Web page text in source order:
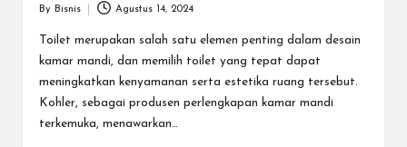
by
By Bisnis Agustus 14, 2024
Toilet merupakan salah satu elemen penting dalam desain
kamar mandi, dan memilih toilet yang tepat dapat
meningkatkan kenyamanan serta estetika ruang tersebut.
Kohler, sebagai produsen perlengkapan kamar mandi
terkemuka, menawarkan…